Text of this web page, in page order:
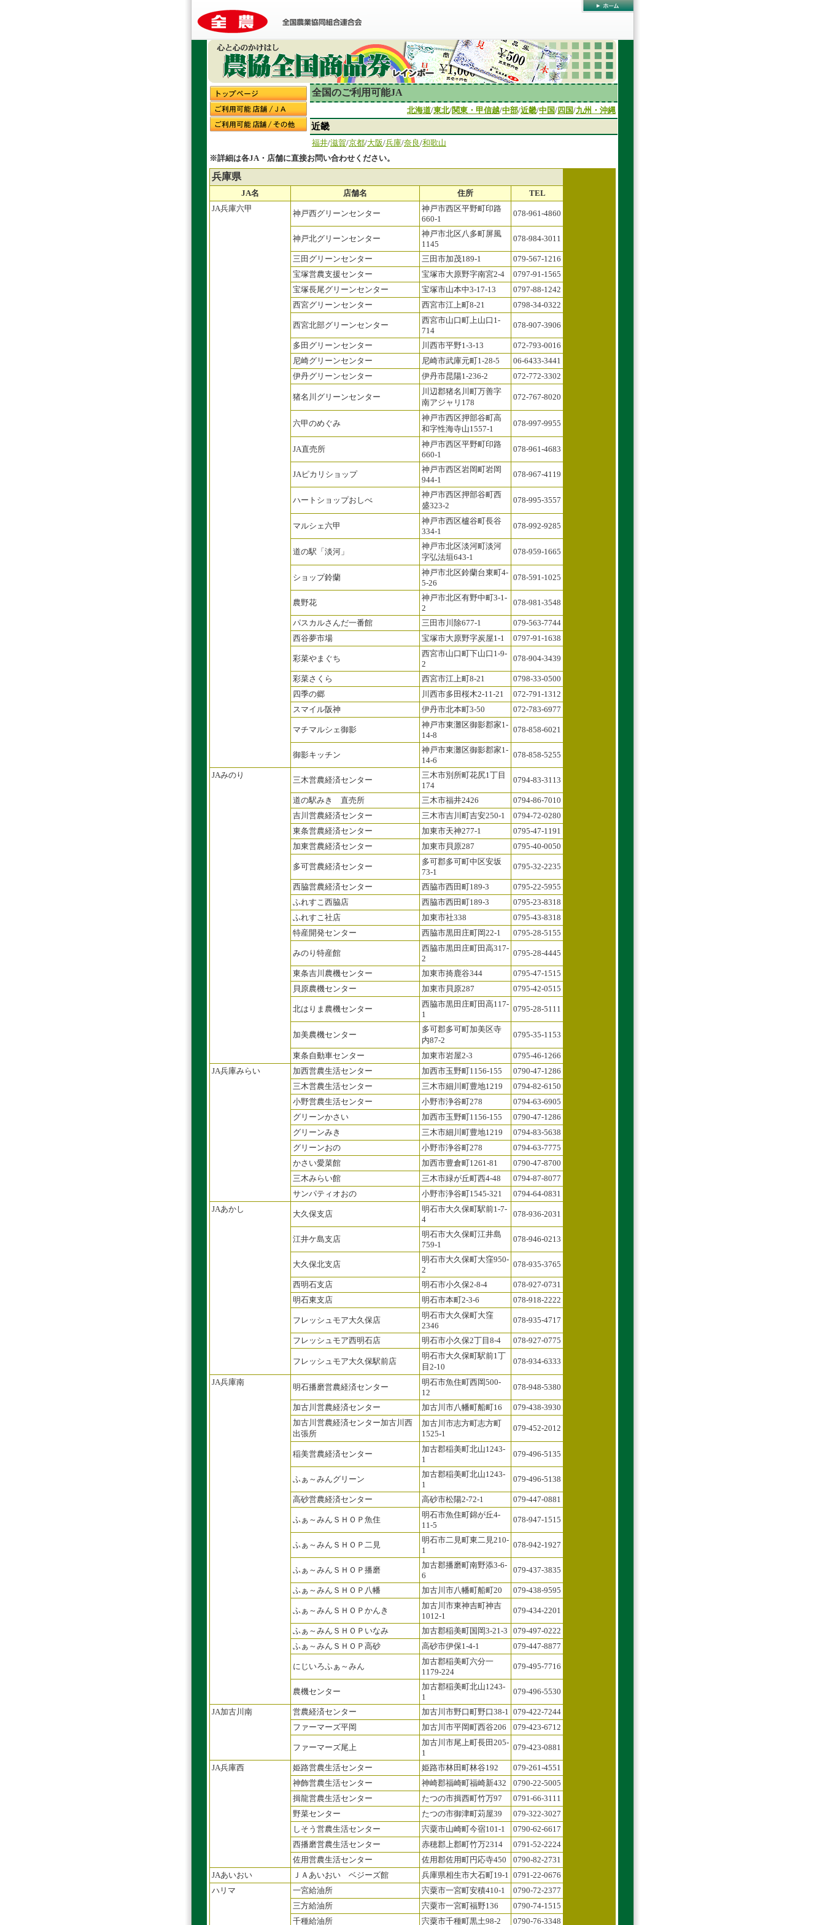
全国のご利用可能JA
北海道/東北/関東・甲信越/中部/近畿/中国/ 四国/九州・沖縄
近畿
福井/滋賀/京都/大阪/兵庫/奈良/和歌山
※詳細は各JA・店舗に直接お問い合わせください。
兵庫県
JA名 店舗名 住所
TEL
JA兵庫六甲
神戸西グリーンセンター
神戸市西区平野町印路
660-1
078-961-4860
神戸北グリーンセンター
神戸市北区八多町屏風
1145
078-984-3011
三田グリーンセンター 三田市加茂189-1
079-567-1216
宝塚営農支援センター
宝塚市大原野字南宮2-4
0797-91-1565
宝塚長尾グリーンセンター
宝塚市山本中3-17-13
0797-88-1242
西宮グリーンセンター
西宮市江上町8-21 0798-34-0322
西宮北部グリーンセンター
西宮市山口町上山口1-
714
078-907-3906
多田グリーンセンター 川西市平野1-3-13
072-793-0016
尼崎グリーンセンター
尼崎市武庫元町1-28-5
06-6433-3441
伊丹グリーンセンター
伊丹市昆陽1-236-2 072-772-3302
猪名川グリーンセンター
川辺郡猪名川町万善字
南アジャリ178
072-767-8020
六甲のめぐみ
神戸市西区押部谷町高
和字性海寺山1557-1
078-997-9955
JA直売所
神戸市西区平野町印路
660-1
078-961-4683
JAピカリショップ
神戸市西区岩岡町岩岡
944-1
078-967-4119
ハートショップおしべ
神戸市西区押部谷町西
盛323-2
078-995-3557
マルシェ六甲
神戸市西区櫨谷町長谷
334-1
078-992-9285
道の駅「淡河」
神戸市北区淡河町淡河
字弘法垣643-1
078-959-1665
ショップ鈴蘭
神戸市北区鈴蘭台東町4-
5-26
078-591-1025
農野花
神戸市北区有野中町3-1-
2
078-981-3548
パスカルさんだ一番館 三田市川除677-1
079-563-7744
西谷夢市場
宝塚市大原野字炭屋1-1 0797-91-1638
彩菜やまぐち
西宮市山口町下山口1-9-
2
078-904-3439
彩菜さくら 西宮市江上町8-21
0798-33-0500
四季の郷
川西市多田桜木2-11-21
072-791-1312
スマイル阪神
伊丹市北本町3-50 072-783-6977
マチマルシェ御影
神戸市東灘区御影郡家1-
14-8
078-858-6021
御影キッチン
神戸市東灘区御影郡家1-
14-6
078-858-5255
JAみのり
三木営農経済センター
三木市別所町花尻1丁目
174
0794-83-3113
道の駅みき 直売所 三木市福井2426
0794-86-7010
吉川営農経済センター
三木市吉川町吉安250-1
0794-72-0280
東条営農経済センター
加東市天神277-1
0795-47-1191
加東営農経済センター
加東市貝原287 0795-40-0050
多可営農経済センター
多可郡多可町中区安坂
73-1
0795-32-2235
西脇営農経済センター 西脇市西田町189-3
0795-22-5955
ふれすこ西脇店
西脇市西田町189-3
0795-23-8318
ふれすこ社店
加東市社338
0795-43-8318
特産開発センター
西脇市黒田庄町岡22-1 0795-28-5155
みのり特産館
西脇市黒田庄町田高317-
2
0795-28-4445
東条吉川農機センター 加東市掎鹿谷344
0795-47-1515
貝原農機センター
加東市貝原287 0795-42-0515
北はりま農機センター
西脇市黒田庄町田高117-
1
0795-28-5111
加美農機センター
多可郡多可町加美区寺
内87-2
0795-35-1153
東条自動車センター 加東市岩屋2-3
0795-46-1266
JA兵庫みらい
加西営農生活センター 加西市玉野町1156-155
0790-47-1286
三木営農生活センター
三木市細川町豊地1219
0794-82-6150
小野営農生活センター
小野市浄谷町278
0794-63-6905
グリーンかさい
加西市玉野町1156-155
0790-47-1286
グリーンみき
三木市細川町豊地1219
0794-83-5638
グリーンおの
小野市浄谷町278
0794-63-7775
かさい愛菜館
加西市豊倉町1261-81
0790-47-8700
三木みらい館
三木市緑が丘町西4-48
0794-87-8077
サンパティオおの
小野市浄谷町1545-321
0794-64-0831
JAあかし
大久保支店
明石市大久保町駅前1-7-
4
078-936-2031
江井ケ島支店
明石市大久保町江井島
759-1
078-946-0213
大久保北支店
明石市大久保町大窪950-
2
078-935-3765
西明石支店 明石市小久保2-8-4
078-927-0731
明石東支店
明石市本町2-3-6 078-918-2222
フレッシュモア大久保店
明石市大久保町大窪
2346
078-935-4717
フレッシュモア西明石店 明石市小久保2丁目8-4 078-927-0775
フレッシュモア大久保駅前店
明石市大久保町駅前1丁
目2-10
078-934-6333
JA兵庫南
明石播磨営農経済センター
明石市魚住町西岡500-
12
078-948-5380
加古川営農経済センター 加古川市八幡町船町16
079-438-3930
加古川営農経済センター加古川西
出張所
加古川市志方町志方町
1525-1
079-452-2012
稲美営農経済センター
加古郡稲美町北山1243-
1
079-496-5135
ふぁ～みんグリーン
加古郡稲美町北山1243-
1
079-496-5138
高砂営農経済センター 高砂市松陽2-72-1 079-447-0881
ふぁ～みんＳＨＯＰ魚住
明石市魚住町錦が丘4-
11-5
078-947-1515
ふぁ～みんＳＨＯＰ二見
明石市二見町東二見210-
1
078-942-1927
ふぁ～みんＳＨＯＰ播磨
加古郡播磨町南野添3-6-
6
079-437-3835
ふぁ～みんＳＨＯＰ八幡 加古川市八幡町船町20 079-438-9595
ふぁ～みんＳＨＯＰかんき
加古川市東神吉町神吉
1012-1
079-434-2201
ふぁ～みんＳＨＯＰいなみ 加古郡稲美町国岡3-21-3
079-497-0222
ふぁ～みんＳＨＯＰ高砂
高砂市伊保1-4-1 079-447-8877
にじいろふぁ～みん
加古郡稲美町六分一
1179-224
079-495-7716
農機センター
加古郡稲美町北山1243-
1
079-496-5530
JA加古川南 営農経済センター 加古川市野口町野口38-1 079-422-7244
ファーマーズ平岡
加古川市平岡町西谷206 079-423-6712
ファーマーズ尾上
加古川市尾上町長田205-
1
079-423-0881
JA兵庫西 姫路営農生活センター 姫路市林田町林谷192
079-261-4551
神飾営農生活センター
神崎郡福崎町福崎新432
0790-22-5005
揖龍営農生活センター
たつの市揖西町竹万97
0791-66-3111
野菜センター
たつの市御津町苅屋39
079-322-3027
しそう営農生活センター
宍粟市山崎町今宿101-1
0790-62-6617
西播磨営農生活センター
赤穂郡上郡町竹万2314
0791-52-2224
佐用営農生活センター
佐用郡佐用町円応寺450
0790-82-2731
JAあいおい
ＪＡあいおい ベジーズ館 兵庫県相生市大石町19-1 0791-22-0676
ハリマ
一宮給油所 宍粟市一宮町安積410-1
0790-72-2377
三方給油所
宍粟市一宮町福野136
0790-74-1515
千種給油所
宍粟市千種町黒土98-2 0790-76-3348